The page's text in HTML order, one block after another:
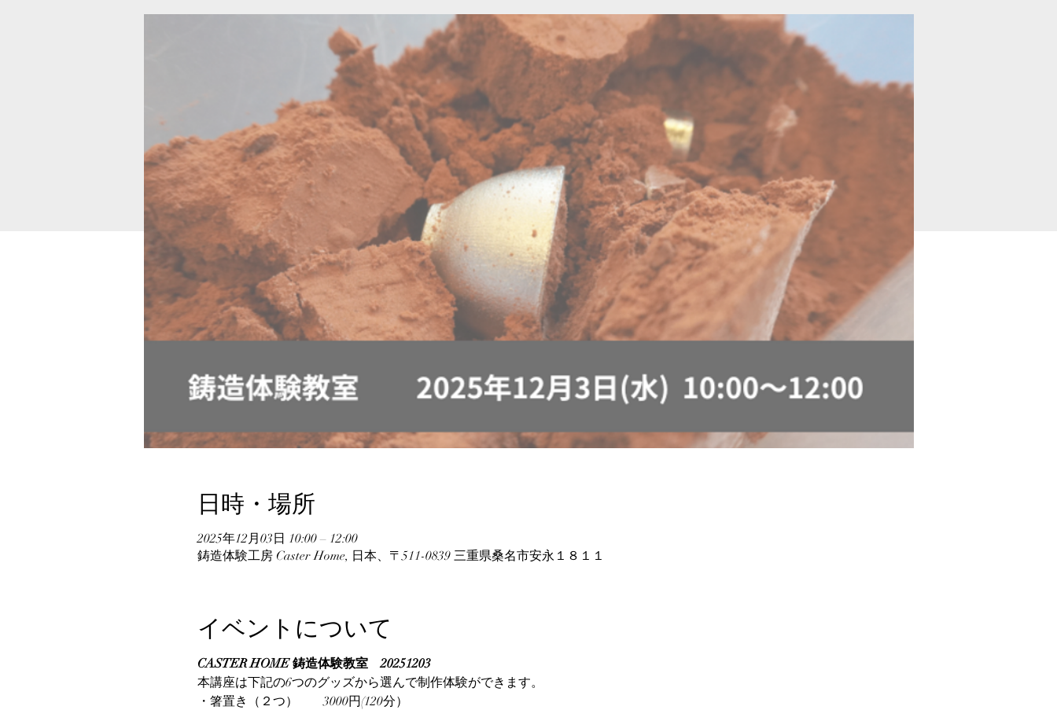
日時・場所
2025年12月03日 10:00 – 12:00
鋳造体験工房 Caster Home, 日本、〒511-0839 三重県桑名市安永１８１１
イベントについて
CASTER HOME 鋳造体験教室　20251203
本講座は下記の6つのグッズから選んで制作体験ができます。
・箸置き（２つ）　　3000円(120分）